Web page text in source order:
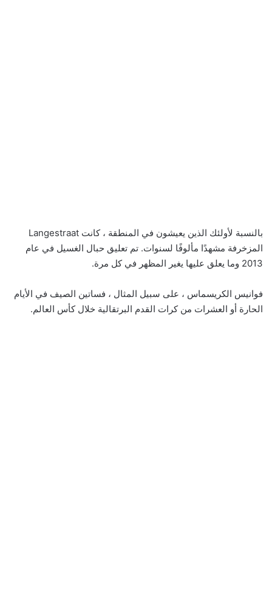
بالنسبة لأولئك الذين يعيشون في المنطقة ، كانت Langestraat
المزخرفة مشهدًا مألوفًا لسنوات. تم تعليق حبال الغسيل في عام
2013 وما يعلق عليها يغير المظهر في كل مرة.
فوانيس الكريسماس ، على سبيل المثال ، فساتين الصيف في الأيام
الحارة أو العشرات من كرات القدم البرتقالية خلال كأس العالم.